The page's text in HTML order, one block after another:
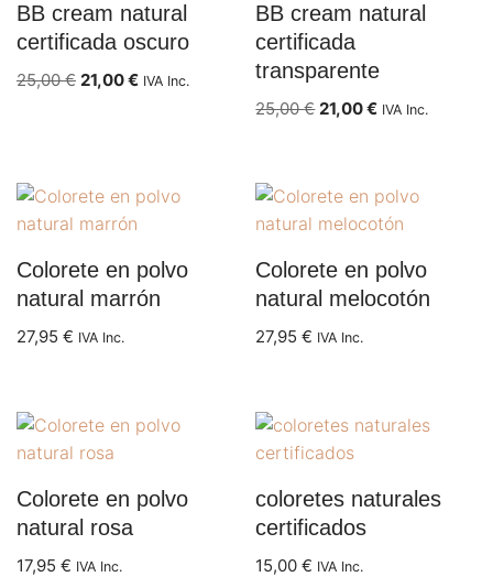
BB cream natural
certificada oscuro
25,00€ 21,00€ IVA Inc.
BB cream natural
certificada
transparente
25,00€ 21,00€ IVA Inc.
Colorete en polvo
natural marrón
27,95 € IVA Inc.
Colorete en polvo
natural melocotón
27,95€ IVA Inc.
Colorete en polvo
natural rosa
17,95 € IVA Inc.
coloretes naturales
certificados
15,00€ IVA Inc.